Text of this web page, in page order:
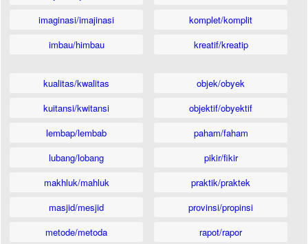
imaginasi/imajinasi
imbau/himbau
komplet/komplit
kreatif/kreatip
kualitas/kwalitas
kuitansi/kwitansi
lembap/lembab
lubang/lobang
makhluk/mahluk
masjid/mesjid
metode/metoda
objek/obyek
objektif/obyektif
paham/faham
pikir/fikir
praktik/praktek
provinsi/propinsi
rapot/rapor